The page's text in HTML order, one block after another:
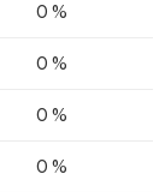
0 %
0 %
0 %
0 %